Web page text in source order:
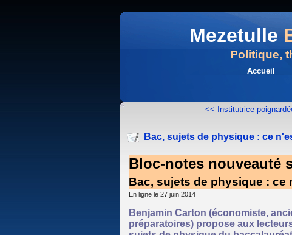
Mezetulle
Politique,
Accueil
<< Institutrice
Bac, sujets de physique : ce
Bloc-notes nouveauté
Bac, sujets de physique : ce
En ligne le 27 juin 2014
Benjamin Carton (économiste,
préparatoires) propose aux